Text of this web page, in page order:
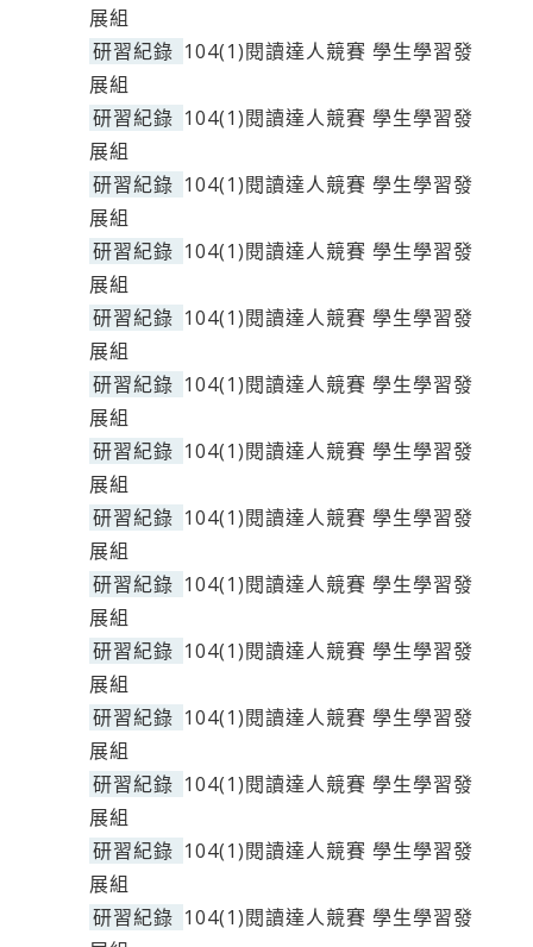
展組
研習紀錄 104(1)閱讀達人競賽 學生學習發
展組
研習紀錄 104(1)閱讀達人競賽 學生學習發
展組
研習紀錄 104(1)閱讀達人競賽 學生學習發
展組
研習紀錄 104(1)閱讀達人競賽 學生學習發
展組
研習紀錄 104(1)閱讀達人競賽 學生學習發
展組
研習紀錄 104(1)閱讀達人競賽 學生學習發
展組
研習紀錄 104(1)閱讀達人競賽 學生學習發
展組
研習紀錄 104(1)閱讀達人競賽 學生學習發
展組
研習紀錄 104(1)閱讀達人競賽 學生學習發
展組
研習紀錄 104(1)閱讀達人競賽 學生學習發
展組
研習紀錄 104(1)閱讀達人競賽 學生學習發
展組
研習紀錄 104(1)閱讀達人競賽 學生學習發
展組
研習紀錄 104(1)閱讀達人競賽 學生學習發
展組
研習紀錄 104(1)閱讀達人競賽 學生學習發